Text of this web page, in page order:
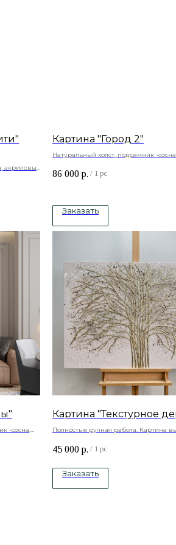
акриловые
Картина "Город 2"
Натуральный холст, подрамник -
86 000 р. / 1 pc
Заказать
-сосна,
Картина "Текстурное
Полностью ручная работа. Картина
Натуральный холст , подрамник -
краски, натуральные камни,
45 000 р. / 1 pc
Заказать